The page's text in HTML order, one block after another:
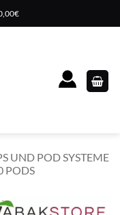
UND POD SYSTEME
PODS